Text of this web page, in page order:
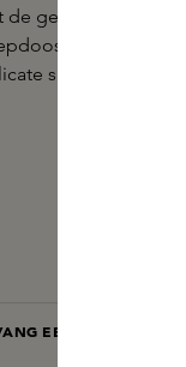
de geur een licht,
opent. Het
sillage die
EEN E-MAIL BIJ